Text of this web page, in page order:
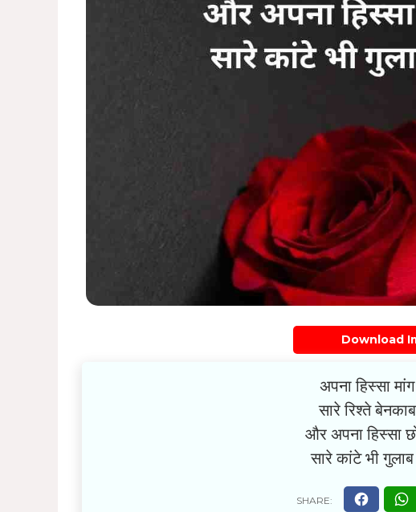
Download
अपना हिस्सा
सारे रिश्ते
और अपना हिस्सा
सारे कांटे भी